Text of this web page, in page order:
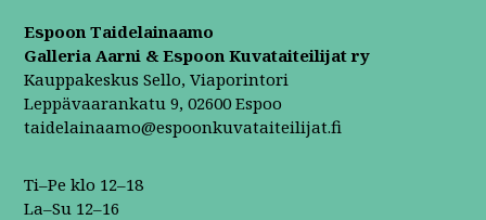
Espoon Taidelainaamo
Galleria Aarni & Espoon Kuvataiteilijat ry
Kauppakeskus Sello, Viaporintori
Leppävaarankatu 9, 02600 Espoo
taidelainaamo@espoonkuvataiteilijat.fi
Ti–Pe klo 12–18
La–Su 12–16